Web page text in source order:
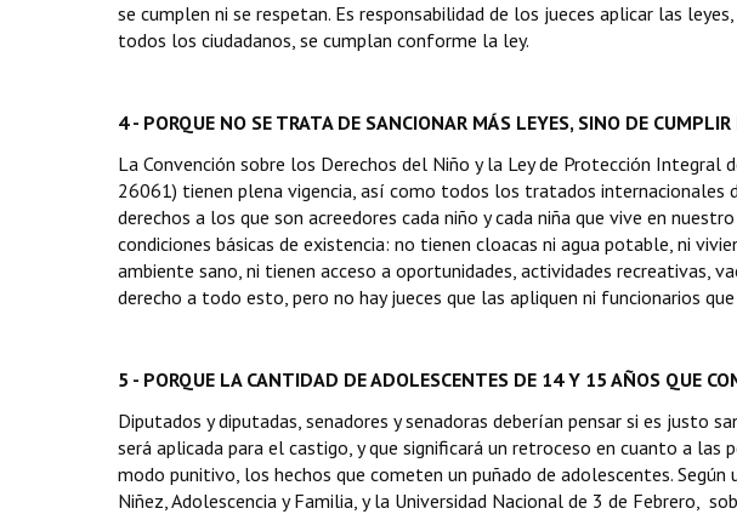
se cumplen ni se respetan. Es responsabilidad de los jueces aplicar las
todos los ciudadanos, se cumplan conforme la ley.
4 - PORQUE NO SE TRATA DE SANCIONAR MÁS LEYES, SINO DE
La Convención sobre los Derechos del Niño y la Ley de Protección Integral
26061) tienen plena vigencia, así como todos los tratados internacionales
derechos a los que son acreedores cada niño y cada niña que vive en
condiciones básicas de existencia: no tienen cloacas ni agua potable, ni
ambiente sano, ni tienen acceso a oportunidades, actividades recreativas,
derecho a todo esto, pero no hay jueces que las apliquen ni funcionarios
5 - PORQUE LA CANTIDAD DE ADOLESCENTES DE 14 Y 15 AÑOS QUE
Diputados y diputadas, senadores y senadoras deberían pensar si es justo
será aplicada para el castigo, y que significará un retroceso en cuanto a las
modo punitivo, los hechos que cometen un puñado de adolescentes.
Niñez, Adolescencia y Familia, y la Universidad Nacional de 3 de Febrero,